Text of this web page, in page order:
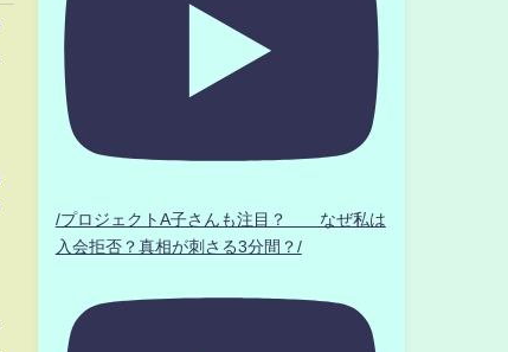
/プロジェクトA子さんも注目？ なぜ私は
入会拒否？真相が刺さる3分間？/